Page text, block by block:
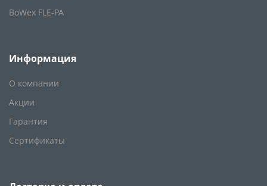
BoWex FLE-PA
Информация
О компании
Акции
Гарантия
Сертификаты